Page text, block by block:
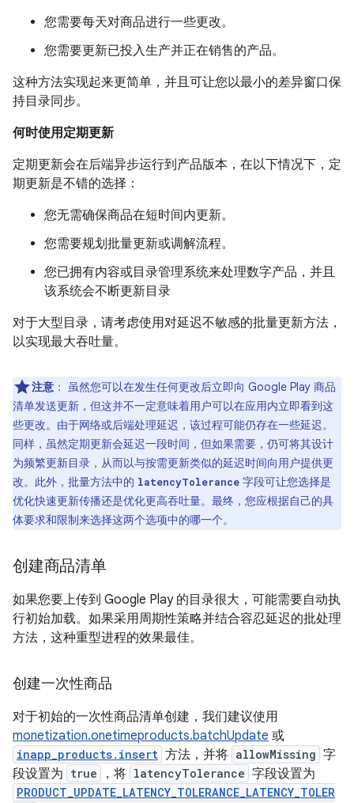
您需要每天对商品进行一些更改。
您需要更新已投入生产并正在销售的产品。
这种方法实现起来更简单，并且可让您以最小的差异窗口保
持目录同步。
何时使用定期更新
定期更新会在后端异步运行到产品版本，在以下情况下，定
期更新是不错的选择：
您无需确保商品在短时间内更新。
您需要规划批量更新或调解流程。
您已拥有内容或目录管理系统来处理数字产品，并且
该系统会不断更新目录
对于大型目录，请考虑使用对延迟不敏感的批量更新方法，
以实现最大吞吐量。
注意 ： 虽然您可以在发生任何更改后立即向 Google Play 商品
清单发送更新，但这并不一定意味着用户可以在应用内立即看到这
些更改。由于网络或后端处理延迟，该过程可能仍存在一些延迟。
同样，虽然定期更新会延迟一段时间，但如果需要，仍可将其设计
为频繁更新目录，从而以与按需更新类似的延迟时间向用户提供更
改。此外，批量方法中的 latencyTolerance 字段可让您选择是
优化快速更新传播还是优化更高吞吐量。最终，您应根据自己的具
体要求和限制来选择这两个选项中的哪一个。
创建商品清单
如果您要上传到 Google Play 的目录很大，可能需要自动执
行初始加载。如果采用周期性策略并结合容忍延迟的批处理
方法，这种重型进程的效果最佳。
创建一次性商品
对于初始的一次性商品清单创建，我们建议使用
monetization.onetimeproducts.batchUpdate 或
inapp_products.insert 方法，并将 allowMissing 字
段设置为 true ，将 latencyTolerance 字段设置为
PRODUCT_UPDATE_LATENCY_TOLERANCE_LATENCY_TOLER